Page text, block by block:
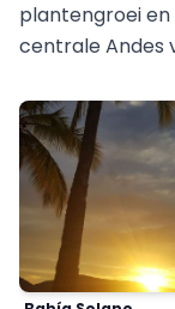
plantengroei
centrale Andes